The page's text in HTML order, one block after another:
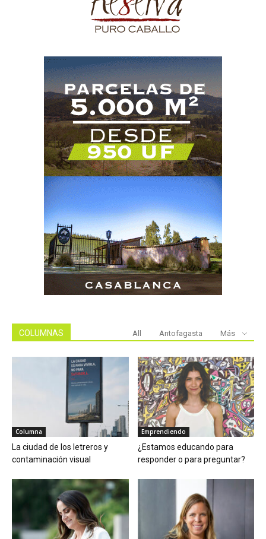
COLUMNAS All Antofagasta Más
Columna
La ciudad de los letreros y
contaminación visual
Emprendiendo
¿Estamos educando para
responder o para preguntar?